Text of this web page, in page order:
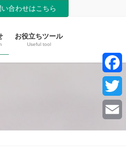
い合わせはこちら
お役立ちツール
Useful tool
F
a
c
T
E